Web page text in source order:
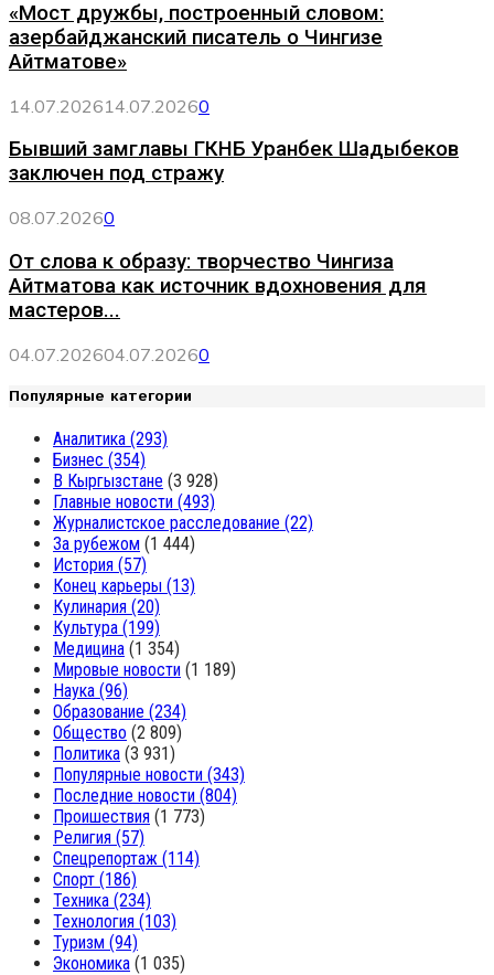
«Мост дружбы, построенный словом:
азербайджанский писатель о Чингизе
Айтматове»
14.07.202614.07.20260
Бывший замглавы ГКНБ Уранбек Шадыбеков
заключен под стражу
08.07.20260
От слова к образу: творчество Чингиза
Айтматова как источник вдохновения для
мастеров...
04.07.202604.07.20260
Популярные категории
Аналитика (293)
Бизнес (354)
В Кыргызстане (3 928)
Главные новости (493)
Журналистское расследование (22)
За рубежом (1 444)
История (57)
Конец карьеры (13)
Кулинария (20)
Культура (199)
Медицина (1 354)
Мировые новости (1 189)
Наука (96)
Образование (234)
Общество (2 809)
Политика (3 931)
Популярные новости (343)
Последние новости (804)
Проишествия (1 773)
Религия (57)
Спецрепортаж (114)
Спорт (186)
Техника (234)
Технология (103)
Туризм (94)
Экономика (1 035)